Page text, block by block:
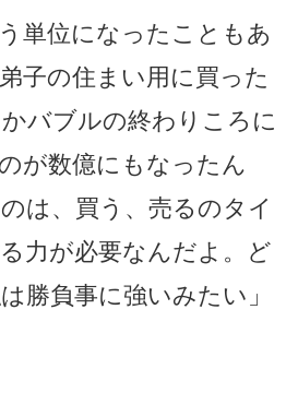
単位になったこともあ
子の住まい用に買った
バブルの終わりころに
が数億にもなったん
は、買う、売るのタイ
力が必要なんだよ。ど
勝負事に強いみたい」